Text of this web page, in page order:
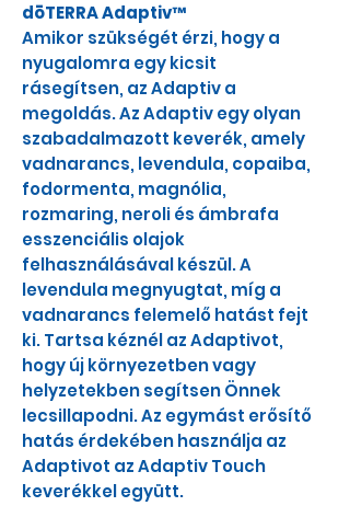
dōTERRA Adaptiv™
Amikor szükségét érzi, hogy a
nyugalomra egy kicsit
rásegítsen, az Adaptiv a
megoldás. Az Adaptiv egy olyan
szabadalmazott keverék, amely
vadnarancs, levendula, copaiba,
fodormenta, magnólia,
rozmaring, neroli és ámbrafa
esszenciális olajok
felhasználásával készül. A
levendula megnyugtat, míg a
vadnarancs felemelő hatást fejt
ki. Tartsa kéznél az Adaptivot,
hogy új környezetben vagy
helyzetekben segítsen Önnek
lecsillapodni. Az egymást erősítő
hatás érdekében használja az
Adaptivot az Adaptiv Touch
keverékkel együtt.